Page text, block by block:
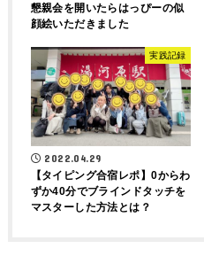
懇親会を開いたらはっぴーの似
顔絵いただきました
実践記録
2022.04.29
【タイピング合宿レポ】0からわ
ずか40分でブラインドタッチを
マスターした方法とは？